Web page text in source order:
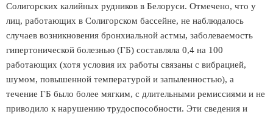
Солигорских калийных рудников в Белоруси. Отмечено, что у
лиц, работающих в Солигорском бассейне, не наблюдалось
случаев возникновения бронхиальной астмы, заболеваемость
гипертонической болезнью (ГБ) составляла 0,4 на 100
работающих (хотя условия их работы связаны с вибрацией,
шумом, повышенной температурой и запыленностью), а
течение ГБ было более мягким, с длительными ремиссиями и не
приводило к нарушению трудоспособности. Эти сведения и